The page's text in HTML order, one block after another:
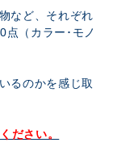
など、それぞれ
点（カラー･モノ
るのかを感じ取
ださい。